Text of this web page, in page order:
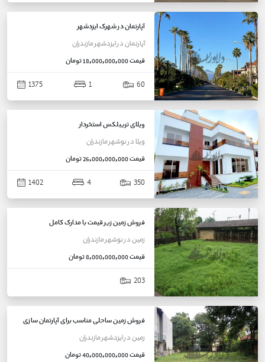
آپارتمان در شهرک ایزدشهر
آپارتماندرایزدشهرمازندران
قیمت18,000,000,000 تومان
60
1
1375
ویلای تریبلکس استخردار
ویلادرنوشهرمازندران
قیمت26,000,000,000 تومان
350
4
1402
فروش زمین زیر قیمت با مدارک کامل
زمیندرنوشهرمازندران
قیمت8,000,000,000 تومان
203
فروش زمین ساحلی مناسب برای آپارتمان سازی
زمیندرایزدشهرمازندران
قیمت40,000,000,000 تومان